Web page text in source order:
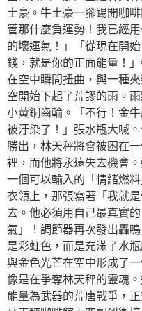
土豪。牛土豪一腳踢開咖
管那什麼負運勢！我已經
的壞運氣！」「從現在開
錢，就是你的正面能量！
在空中瞬間扭曲，與一種
空開始下起了荒謬的雨。
小黃銅齒輪。「不行！金
被汙染了！」張水瓶大喊
勝出，林天秤將會被困在
裡，而他將永遠失去機會
一個可以輸入的「情緒燃
衣領上，那張寫著「我就
去。他必須用自己最真實
氣」！調節器再次發出轟
是彩虹色，而是充滿了水
與金色光芒在空中形成了
像是在爭奪林天秤的靈魂
能量為武器的荒唐戰爭，